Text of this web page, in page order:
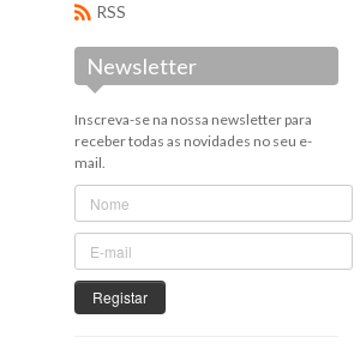
RSS
Newsletter
Inscreva-se na nossa newsletter para
receber todas as novidades no seu e-
mail.
Registar